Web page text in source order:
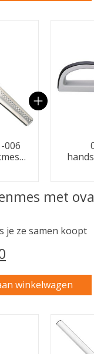
producten
006
met
je ze samen koopt
winkelwagen
producten